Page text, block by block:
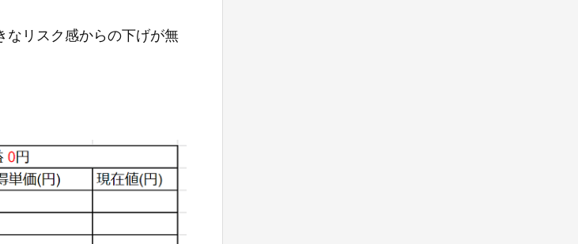
なリスク感からの下げが無